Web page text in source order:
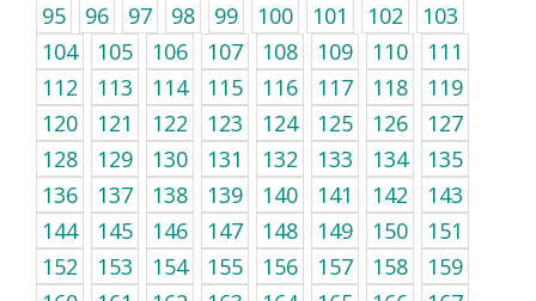
95
96 97 98 99 100 101 102
103
104
105 106 107 108 109 110
111
112
113 114 115 116 117 118
119
120
121 122 123 124 125 126
127
128
129 130 131 132 133 134
135
136
137 138 139 140 141 142
143
144
145 146 147 148 149 150
151
152
153 154 155 156 157 158
159